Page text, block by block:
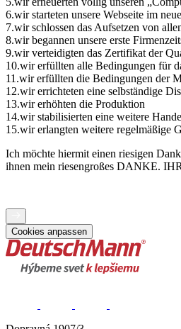
6.wir starteten unsere Webseite im
7.wir schlossen das Aufsetzen von
8.wir begannen unsere erste
9.wir verteidigten das Zertifikat der
10.wir erfüllten alle Bedingungen für
11.wir erfüllten die Bedingungen der
12.wir errichteten eine selbständige
13.wir erhöhten die Produktion
14.wir stabilisierten eine weitere
15.wir erlangten weitere regelmäßige
Ich möchte hiermit einen riesigen
ihnen mein riesengroßes DANKE.
Cookies anpassen